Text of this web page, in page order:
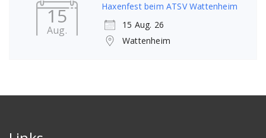
15
Aug.
Haxenfest beim ATSV Wattenheim
15 Aug. 26
Wattenheim